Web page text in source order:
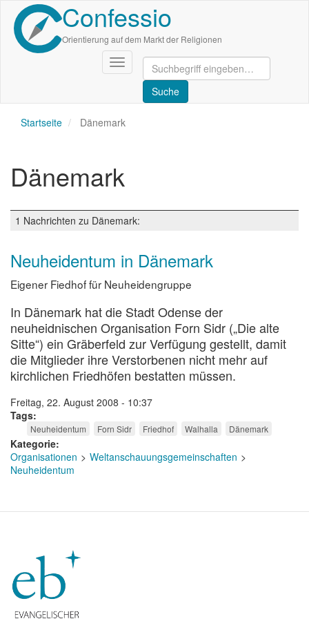
Direkt
zum
Inhalt
Confessio
Orientierung auf dem Markt der Religionen
Navigation
aktivieren/deaktivieren
Startseite Dänemark
Dänemark
1 Nachrichten zu Dänemark:
Neuheidentum in Dänemark
Eigener Fiedhof für Neuheidengruppe
In Dänemark hat die Stadt Odense der
neuheidnischen Organisation Forn Sidr („Die alte
Sitte“) ein Gräberfeld zur Verfügung gestellt, damit
die Mitglieder ihre Verstorbenen nicht mehr auf
kirchlichen Friedhöfen bestatten müssen.
Freitag, 22. August 2008 - 10:37
Tags
Neuheidentum Forn Sidr Friedhof Walhalla Dänemark
Kategorie
Organisationen
Weltanschauungsgemeinschaften
Neuheidentum